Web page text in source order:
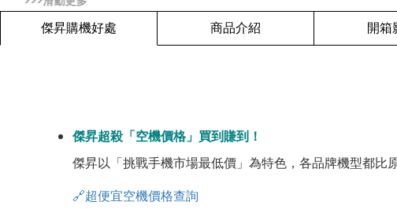
傑昇購機好處 商品介紹 開箱
傑昇超殺「空機價格」買到賺到！
傑昇以「挑戰手機市場最低價」為特色，各品牌機型都比
🔗超便宜空機價格查詢